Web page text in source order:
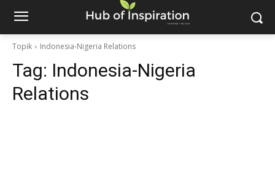
Topik Indonesia-Nigeria Relations
Tag: Indonesia-Nigeria
Relations